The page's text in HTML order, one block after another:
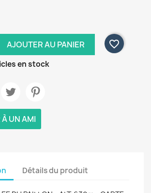
AJOUTER AU PANIER
favorite_border
en stock
À UN AMI
Détails du produit